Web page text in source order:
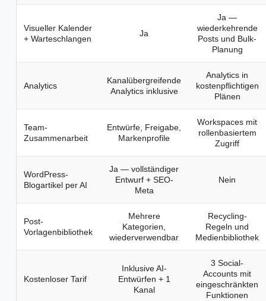
Visueller Kalender
+ Warteschlangen
Ja
Ja —
wiederkehrende
Posts und Bulk-
Planung
Analytics
Kanalübergreifende
Analytics inklusive
Analytics in
kostenpflichtigen
Plänen
Team-
Zusammenarbeit
Entwürfe, Freigabe,
Markenprofile
Workspaces mit
rollenbasiertem
Zugriff
WordPress-
Blogartikel per AI
Ja — vollständiger
Entwurf + SEO-
Meta
Nein
Post-
Vorlagenbibliothek
Mehrere
Kategorien,
wiederverwendbar
Recycling-
Regeln und
Medienbibliothek
Kostenloser Tarif
Inklusive AI-
Entwürfen + 1
Kanal
3 Social-
Accounts mit
eingeschränkten
Funktionen